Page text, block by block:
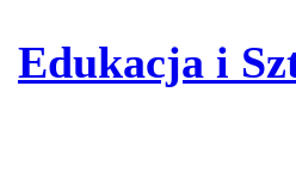
Edukacja i